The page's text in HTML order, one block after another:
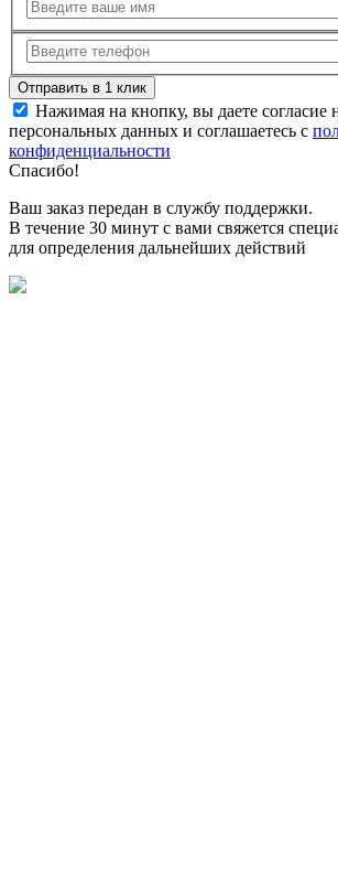
Нажимая на кнопку, вы даете согласие
персональных данных и соглашаетесь с
конфиденциальности
Спасибо!
Ваш заказ передан в службу поддержки.
В течение 30 минут с вами свяжется
для определения дальнейших действий